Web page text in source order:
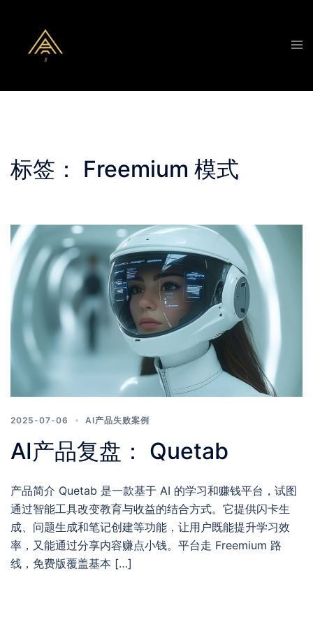
content
标签： Freemium 模式
2025-07-06 AI产品失败案例
AI产品复盘： Quetab
产品简介 Quetab 是一款基于 AI 的学习和赚钱平台，试图
通过智能工具改变教育与收益的结合方式。它提供闪卡生
成、问题生成和笔记创建等功能，让用户既能提升学习效
率，又能通过分享内容赚点小钱。平台走 Freemium 路
线，免费版覆盖基本 […]